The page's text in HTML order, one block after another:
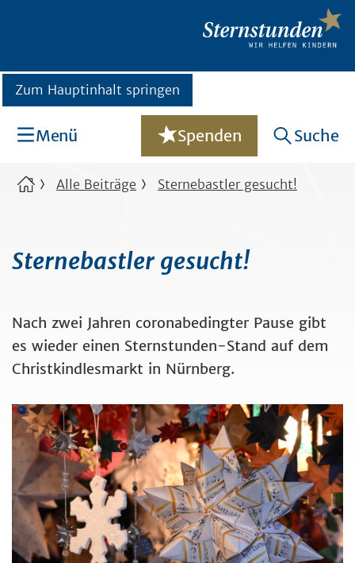
Zum Hauptinhalt springen
Menü Spenden Suche
Alle Beiträge Sternebastler gesucht!
Sternebastler gesucht!
Nach zwei Jahren coronabedingter Pause gibt
es wieder einen Sternstunden-Stand auf dem
Christkindlesmarkt in Nürnberg.